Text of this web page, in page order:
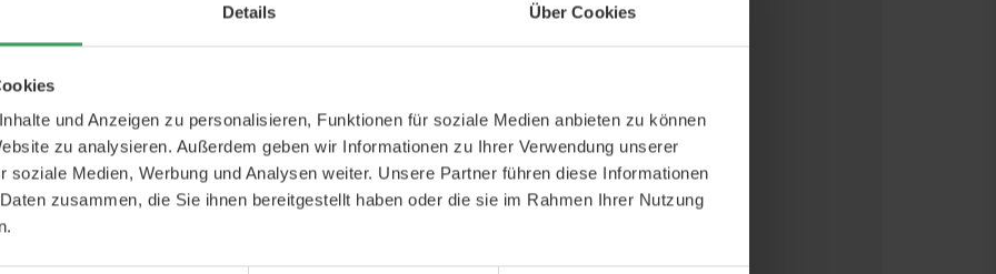
Details Über Cookies
und Anzeigen zu personalisieren, Funktionen für soziale Medien anbieten zu können
zu analysieren. Außerdem geben wir Informationen zu Ihrer Verwendung unserer
soziale Medien, Werbung und Analysen weiter. Unsere Partner führen diese Informationen
zusammen, die Sie ihnen bereitgestellt haben oder die sie im Rahmen Ihrer Nutzung
und Mineralien Schnelle Lieferung